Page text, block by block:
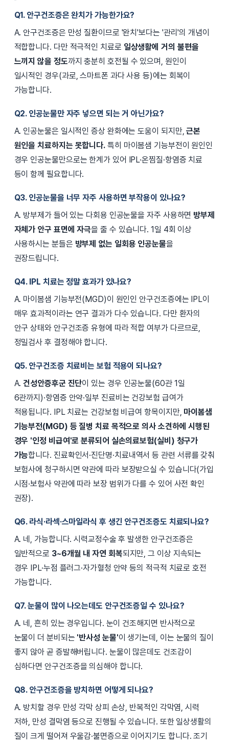
Q1. 안구건조증은 완치가 가능한가요?
A. 안구건조증은 만성 질환이므로 '완치'보다는 '관리'의 개념이
적합합니다. 다만 적극적인 치료로 일상생활에 거의 불편을
느끼지 않을 정도까지 충분히 호전될 수 있으며, 원인이
일시적인 경우(과로, 스마트폰 과다 사용 등)에는 회복이
가능합니다.
Q2. 인공눈물만 자주 넣으면 되는 거 아닌가요?
A. 인공눈물은 일시적인 증상 완화에는 도움이 되지만,근본
원인을 치료하지는 못합니다. 특히 마이봄샘 기능부전이 원인인
경우 인공눈물만으로는 한계가 있어 IPL·온찜질·항염증 치료
등이 함께 필요합니다.
Q3. 인공눈물을 너무 자주 사용하면 부작용이 있나요?
A. 방부제가 들어 있는 다회용 인공눈물을 자주 사용하면 방부제
자체가 안구 표면에 자극을 줄 수 있습니다. 1일 4회 이상
사용하시는 분들은 방부제 없는 일회용 인공눈물을
권장드립니다.
Q4. IPL 치료는 정말 효과가 있나요?
A. 마이봄샘 기능부전(MGD)이 원인인 안구건조증에는 IPL이
매우 효과적이라는 연구 결과가 다수 있습니다. 다만 환자의
안구 상태와 안구건조증 유형에 따라 적합 여부가 다르므로,
정밀검사 후 결정해야 합니다.
Q5. 안구건조증 치료비는 보험 적용이 되나요?
A.건성안증후군 진단이 있는 경우 인공눈물(60관 1일
6관까지)·항염증 안약·일부 진료비는 건강보험 급여가
적용됩니다. IPL 치료는 건강보험 비급여 항목이지만, 마이봄샘
기능부전(MGD) 등 질병 치료 목적으로 의사 소견하에 시행된
경우 '인정 비급여'로 분류되어 실손의료보험(실비) 청구가
가능합니다. 진료확인서·진단명·치료내역서 등 관련 서류를 갖춰
보험사에 청구하시면 약관에 따라 보장받으실 수 있습니다(가입
시점·보험사 약관에 따라 보장 범위가 다를 수 있어 사전 확인
권장).
Q6. 라식·라섹·스마일라식 후 생긴 안구건조증도 치료되나요?
A. 네, 가능합니다. 시력교정수술 후 발생한 안구건조증은
일반적으로 3~6개월 내 자연 회복되지만, 그 이상 지속되는
경우 IPL·누점 플러그·자가혈청 안약 등의 적극적 치료로 호전
가능합니다.
Q7. 눈물이 많이 나오는데도 안구건조증일 수 있나요?
A. 네, 흔히 있는 경우입니다. 눈이 건조해지면 반사적으로
눈물이 더 분비되는 '반사성 눈물'이 생기는데, 이는 눈물의 질이
좋지 않아 곧 증발해버립니다. 눈물이 많은데도 건조감이
심하다면 안구건조증을 의심해야 합니다.
Q8. 안구건조증을 방치하면 어떻게 되나요?
A. 방치할 경우 만성 각막 상피 손상, 반복적인 각막염, 시력
저하, 만성 결막염 등으로 진행될 수 있습니다. 또한 일상생활의
질이 크게 떨어져 우울감·불면증으로 이어지기도 합니다. 조기